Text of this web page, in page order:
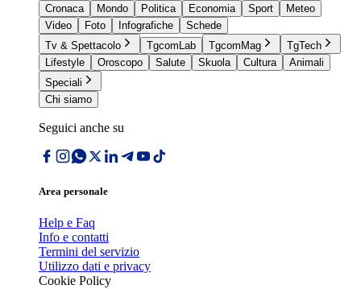
Cronaca
Mondo Politica Economia Sport
Meteo
Video
Foto Infografiche
Schede
Tv & Spettacolo
TgcomLab TgcomMag
TgTech
Lifestyle
Oroscopo Salute Skuola Cultura
Animali
Speciali
Chi siamo
Seguici anche su
Area personale
Help e Faq
Info e contatti
Termini del servizio
Utilizzo dati e privacy
Cookie Policy